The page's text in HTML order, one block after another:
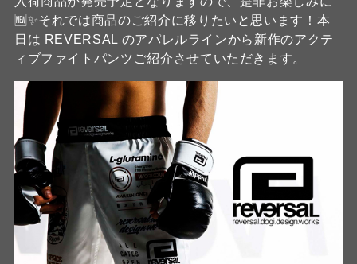
🆕✨それでは商品のご紹介に移りたいと思います！本
日は REVERSAL のアパレルラインから新作のアクテ
ィブファイトパンツご紹介させていただきます。